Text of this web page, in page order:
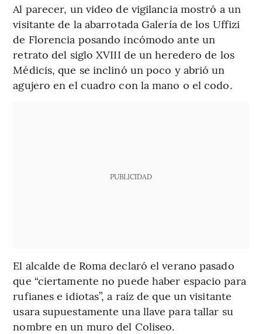
Al parecer, un video de vigilancia mostró a un
visitante de la abarrotada Galería de los Uffizi
de Florencia posando incómodo ante un
retrato del siglo XVIII de un heredero de los
Médicis, que se inclinó un poco y abrió un
agujero en el cuadro con la mano o el codo.
PUBLICIDAD
El alcalde de Roma declaró el verano pasado
que “ciertamente no puede haber espacio para
rufianes e idiotas”, a raíz de que un visitante
usara supuestamente una llave para tallar su
nombre en un muro del Coliseo.